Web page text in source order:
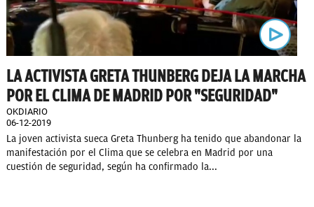
LA ACTIVISTA GRETA THUNBERG DEJA LA MARCHA
POR EL CLIMA DE MADRID POR "SEGURIDAD"
OKDIARIO
06-12-2019
La joven activista sueca Greta Thunberg ha tenido que abandonar la
manifestación por el Clima que se celebra en Madrid por una
cuestión de seguridad, según ha confirmado la...